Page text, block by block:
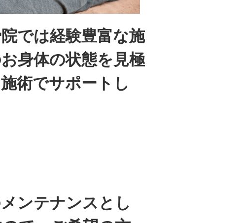
では経験豊富な施
身体の状態を見極
術でサポートし
ンテナンスとし